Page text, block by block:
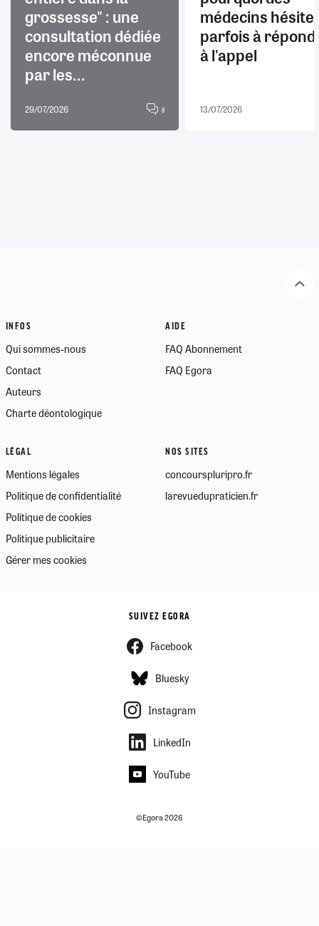
grossesse" : une
consultation dédiée
encore méconnue
par les...
29/07/2026 8
médecins
parfois à
à l'appel
13/07/2026
INFOS
Qui sommes-nous
Contact
Auteurs
Charte déontologique
AIDE
FAQ Abonnement
FAQ Egora
LÉGAL
Mentions légales
Politique de confidentialité
Politique de cookies
Politique publicitaire
Gérer mes cookies
NOS SITES
concourspluripro.fr
larevuedupraticien.fr
SUIVEZ EGORA
Facebook
Bluesky
Instagram
LinkedIn
YouTube
©Egora 2026